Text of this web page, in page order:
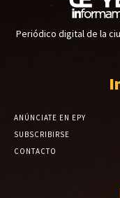
Periódico digital de la
ANÚNCIATE EN EPY
SUBSCRIBIRSE
CONTACTO